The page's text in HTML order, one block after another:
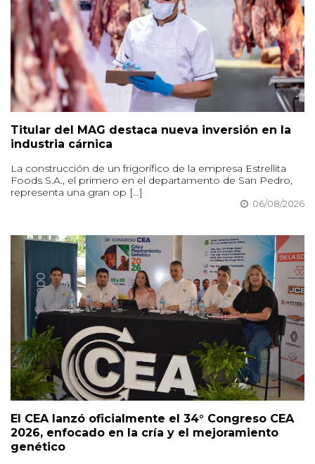
Titular del MAG destaca nueva inversión en la
industria cárnica
La construcción de un frigorífico de la empresa Estrellita
Foods S.A., el primero en el departamento de San Pedro,
representa una gran op [...]
06/08/2026
El CEA lanzó oficialmente el 34° Congreso CEA
2026, enfocado en la cría y el mejoramiento
genético